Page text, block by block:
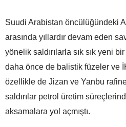
Suudi Arabistan öncülüğündeki
arasında yıllardır devam eden
yönelik saldırılarla sık sık yeni
daha önce de balistik füzeler ve
özellikle de Jizan ve Yanbu
saldırılar petrol üretim
aksamalara yol açmıştı.